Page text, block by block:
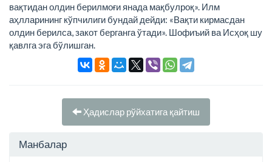
вақтидан олдин берилмоғи янада мақбулроқ». Илм
аҳлларининг кўпчилиги бундай дейди: «Вақти кирмасдан
олдин берилса, закот берганга ўтади». Шофиъий ва Исҳоқ шу
қавлга эга бўлишган.
Ҳадислар рўйхатига қайтиш
Манбалар